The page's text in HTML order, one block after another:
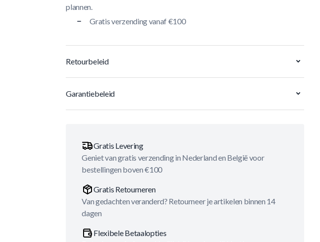
plannen.
Gratis verzending vanaf €100
Retourbeleid
Garantiebeleid
Gratis Levering
Geniet van gratis verzending in Nederland en België voor
bestellingen boven €100
Gratis Retourneren
Van gedachten veranderd? Retourneer je artikelen binnen 14
dagen
Flexibele Betaalopties